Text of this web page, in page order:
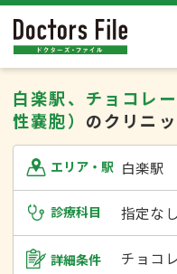
白楽駅、チョコレ
性嚢胞） のクリニ
エリア・駅 白楽駅
診療科目 指定なし
詳細条件